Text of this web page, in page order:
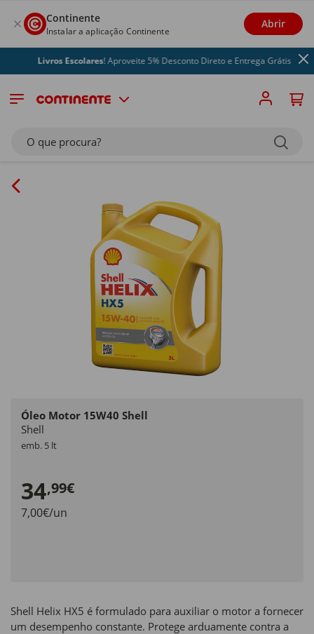
Continente
Instalar a aplicação Continente
Abrir
Livros Escolares! Aproveite 5% Desconto Direto e Entrega Grátis
O que procura?
Óleo Motor 15W40 Shell
Shell
emb. 5 lt
34,99€
7,00€/un
Shell Helix HX5 é formulado para auxiliar o motor a fornecer
um desempenho constante. Protege arduamente contra a